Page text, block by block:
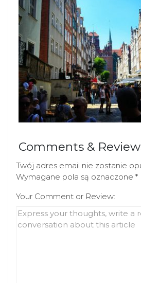
Comments &
Twój adres email nie zostanie
Wymagane pola są oznaczone *
Your Comment or Review: